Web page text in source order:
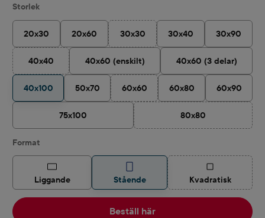
Välj
Storlek
20x30 20x60 30x30
(Det här alternativet är för närvarande
30x40 30x90
40x40
(Det här alternativet är för närvarande inte tillgängligt.)
40x60 (enskilt) 40x60 (3 delar)
40x100 50x70 60x60
(Det här alternativet är för
60x80 60x90
75x100 80x80
(Det här alternativet
Välj
Format
Liggande Stående Kvadratisk
(Det här
Beställ här